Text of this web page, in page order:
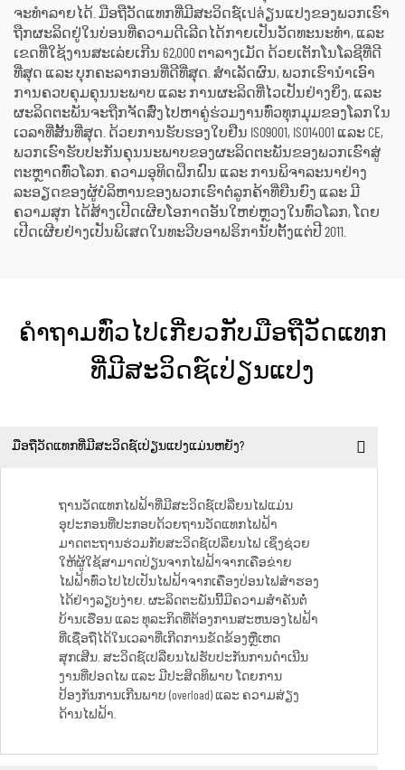
ຈະທຳລາຍໄດ້. ມືອຖືວັດແທກທີ່ມີສະວິດຊ໌ເปล່ຽນແປງຂອງພວກເຮົາ
ຖືກຜະລິດຢູ່ໃນບ່ອນທີ່ຄວາມດີເລີດໄດ້ກາຍເປັນວັດທະນະທຳ, ແລະ
ເຂດທີ່ໃຊ້ງານສະເລ່ຍເກີນ 62,000 ຕາລາງເມັດ ດ້ວຍເຕັກໂນໂລຊີທີ່ດີ
ທີ່ສຸດ ແລະ ບຸກຄະລາກອນທີ່ດີທີ່ສຸດ. ສຳເລັດຜົນ, ພວກເຮົານຳເອົາ
ການຄວບຄຸມຄຸນນະພາບ ແລະ ການຜະລິດທີ່ໄວເປັນຢ່າງຍິ່ງ, ແລະ
ຜະລິດຕະພັນຈະຖືກຈັດສົ່ງໄປຫາຄູ່ຮ່ວມງານທົ່ວທຸກມຸມຂອງໂລກໃນ
ເວລາທີ່ສັ້ນທີ່ສຸດ. ດ້ວຍການຮັບຮອງໃບຢືນ ISO9001, ISO14001 ແລະ CE,
ພວກເຮົາຮັບປະກັນຄຸນນະພາບຂອງຜະລິດຕະພັນຂອງພວກເຮົາສູ່
ຕະຫຼາດທົ່ວໂລກ. ຄວາມອຸທິດຝຶກຝົນ ແລະ ການພິຈາລະນາຢ່າງ
ລະອຽດຂອງຜູ້ບໍລິຫານຂອງພວກເຮົາຕໍ່ລູກຄ້າທີ່ຍືນຍົງ ແລະ ມີ
ຄວາມສຸກ ໄດ້ສ້າງເປີດເຜີຍໂອກາດອັນໃຫຍ່ຫຼວງໃນທົ່ວໂລກ, ໂດຍ
ເປີດເຜີຍຢ່າງເປັນພິເສດໃນທະວີບອາຟຣິການັບຕັ້ງແຕ່ປີ 2011.
ຄຳຖາມທົ່ວໄປເກີ່ຍວກັບມືອຖືວັດແທກ
ທີ່ມີສະວິດຊ໌ເປ່ຽນແປງ
ມືອຖືວັດແທກທີ່ມີສະວິດຊ໌ເປ່ຽນແປງແມ່ນຫຍັງ?
ຖານວັດແທກໄຟຟ້າທີ່ມີສະວິດຊ໌ເປລີ່ຍນໄຟແມ່ນ
ອຸປະກອນທີ່ປະກອບດ້ວຍຖານວັດແທກໄຟຟ້າ
ມາດຕະຖານຮ່ວມກັບສະວິດຊ໌ເປລີ່ຍນໄຟ ເຊິ່ງຊ່ວຍ
ໃຫ້ຜູ້ໃຊ້ສາມາດປ່ຽນຈາກໄຟຟ້າຈາກເຄືອຂ່າຍ
ໄຟຟ້າທົ່ວໄປໄປເປັນໄຟຟ້າຈາກເຄື່ອງປ່ອນໄຟສຳຮອງ
ໄດ້ຢ່າງລຽບງ່າຍ. ຜະລິດຕະພັນນີ້ມີຄວາມສຳຄັນຕໍ່
ບ້ານເຮືອນ ແລະ ທຸລະກິດທີ່ຕ້ອງການສະຫນອງໄຟຟ້າ
ທີ່ເຊື່ອຖືໄດ້ໃນເວລາທີ່ເກີດການຂັດຂ້ອງຫຼືເຫດ
ສຸກເສີນ. ສະວິດຊ໌ເປລີ່ຍນໄຟຮັບປະກັນການດຳເນີນ
ງານທີ່ປອດໄພ ແລະ ມີປະສິດທິພາບ ໂດຍການ
ປ້ອງກັນການເກີນພາບ (overload) ແລະ ຄວາມສ່ຽງ
ດ້ານໄຟຟ້າ.